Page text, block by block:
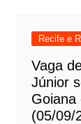
Recife e
Vaga
Júnior
Goiana
(05/09/